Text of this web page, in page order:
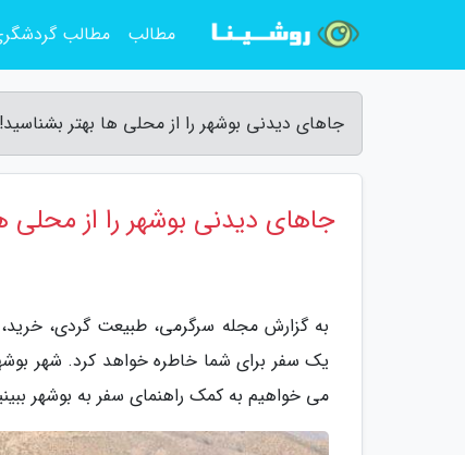
جاهای دیدنی بوشهر را از محلی ها بهتر
جاهای دیدنی بوشهر را از محلی
به گزارش مجله سرگرمی، طبیعت گردی،
یک سفر برای شما خاطره خواهد کرد. شهر
می خواهیم به کمک راهنمای سفر به بوشهر
مطالب مطالب